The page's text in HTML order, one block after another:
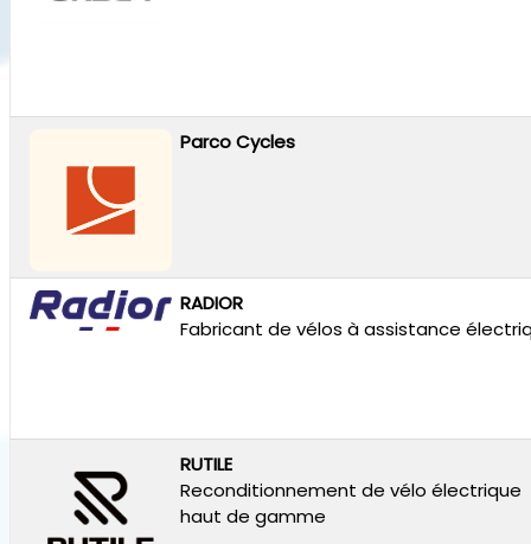
Parco Cycles
RADIOR
Fabricant de vélos à assistance
RUTILE
Reconditionnement de vélo électrique
haut de gamme